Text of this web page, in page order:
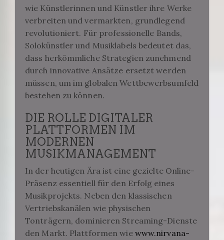
wie Künstlerinnen und Künstler ihre Werke
verbreiten und vermarkten, grundlegend
revolutioniert. Für professionelle Bands,
Solokünstler und Musiklabels bedeutet das,
dass herkömmliche Strategien zunehmend
durch innovative Ansätze ersetzt werden
müssen, um im globalen Wettbewerbsumfeld
bestehen zu können.
DIE ROLLE DIGITALER
PLATTFORMEN IM
MODERNEN
MUSIKMANAGEMENT
In der heutigen Ära ist eine gezielte Online-
Präsenz essentiell für den Erfolg eines
Musikprojekts. Neben den klassischen
Vertriebskanälen wie physischen
Tonträgern, dominieren Streaming-Dienste
den Markt. Plattformen wie www.nirvana-